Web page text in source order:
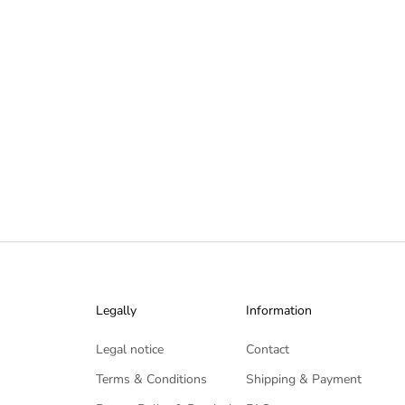
Legally
Legal notice
Terms & Conditions
Information
Contact
Shipping & Payment